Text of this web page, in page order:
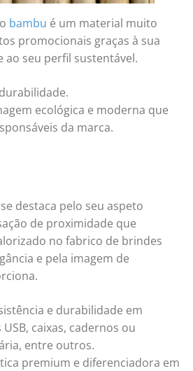
bambu é um material muito
promocionais graças à sua
ao seu perfil sustentável.
ecológica e moderna que
da marca.
destaca pelo seu aspeto
de proximidade que
no fabrico de brindes
e pela imagem de
e durabilidade em
caixas, cadernos ou
entre outros.
premium e diferenciadora em